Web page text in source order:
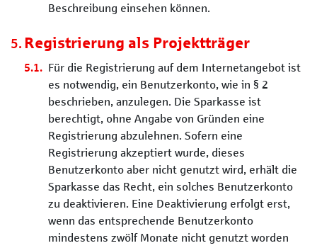
Beschreibung einsehen können.
Registrierung als Projektträger
Für die Registrierung auf dem Internetangebot ist
es notwendig, ein Benutzerkonto, wie in § 2
beschrieben, anzulegen. Die Sparkasse ist
berechtigt, ohne Angabe von Gründen eine
Registrierung abzulehnen. Sofern eine
Registrierung akzeptiert wurde, dieses
Benutzerkonto aber nicht genutzt wird, erhält die
Sparkasse das Recht, ein solches Benutzerkonto
zu deaktivieren. Eine Deaktivierung erfolgt erst,
wenn das entsprechende Benutzerkonto
mindestens zwölf Monate nicht genutzt worden